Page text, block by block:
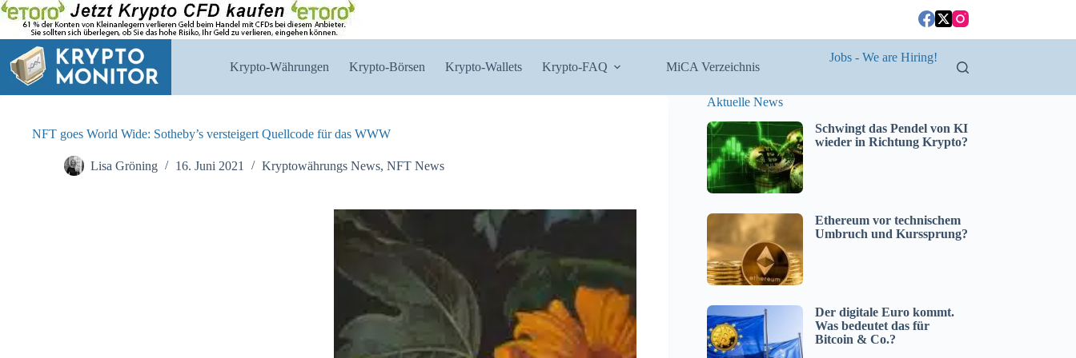
Zum
Inhalt
springen
Krypto-Währungen Krypto-Börsen Krypto-Wallets Krypto-FAQ MiCA Verzeichnis
Jobs - We are Hiring!
NFT goes World Wide: Sotheby’s versteigert Quellcode für das WWW
Lisa Gröning 16. Juni 2021 Kryptowährungs News, NFT News
Aktuelle News
Schwingt das Pendel von KI
wieder in Richtung Krypto?
Ethereum vor technischem
Umbruch und Kurssprung?
Der digitale Euro kommt.
Was bedeutet das für
Bitcoin & Co.?